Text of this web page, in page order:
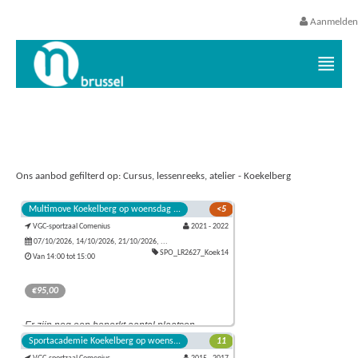
Aanmelden
Ons aanbod gefilterd op: Cursus, lessenreeks, atelier - Koekelberg
Multimove Koekelberg op woensdag ... <5
VGC-sportzaal Comenius 2021 - 2022
07/10/2026, 14/10/2026, 21/10/2026, ...
SPO_LR2627_Koek14
Van 14:00 tot 15:00
€95,00
Er zijn nog een beperkt aantal plaatsen
beschikbaar.
Tijdens de Multimove-lessen leert je kleuter klimmen,
springen, trekken, duwen, vangen en werpen op een
Sportacademie Koekelberg op woens... 11